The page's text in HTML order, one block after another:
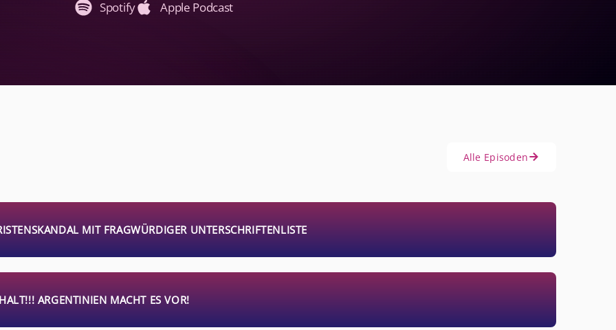
Spotify
Apple Podcast
Alle Episoden
MIT FRAGWÜRDIGER UNTERSCHRIFTENLISTE
ARGENTINIEN MACHT ES VOR!